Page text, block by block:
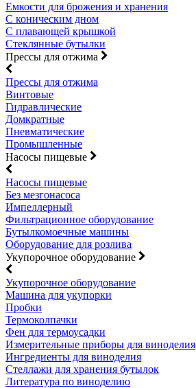
Емкости для брожения и хранения
С коническим дном
С плавающей крышкой
Стеклянные бутылки
Прессы для отжима
Прессы для отжима
Винтовые
Гидравлические
Домкратные
Пневматические
Промышленные
Насосы пищевые
Насосы пищевые
Без мезгонасоса
Импеллерный
Фильтрационное оборудование
Бутылкомоечные машины
Оборудование для розлива
Укупорочное оборудование
Укупорочное оборудование
Машина для укупорки
Пробки
Термоколпачки
Фен для термоусадки
Измерительные приборы для виноделия
Ингредиенты для виноделия
Стеллажи для хранения бутылок
Литература по виноделию